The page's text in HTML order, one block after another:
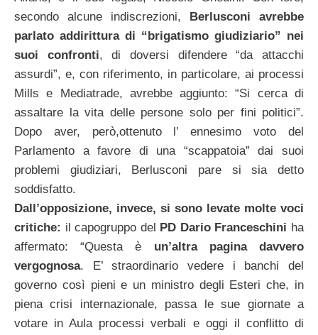
secondo alcune indiscrezioni, Berlusconi avrebbe
parlato addirittura di “brigatismo giudiziario” nei
suoi confronti, di doversi difendere “da attacchi
assurdi”, e, con riferimento, in particolare, ai processi
Mills e Mediatrade, avrebbe aggiunto: “Si cerca di
assaltare la vita delle persone solo per fini politici”.
Dopo aver, però,ottenuto l’ ennesimo voto del
Parlamento a favore di una “scappatoia” dai suoi
problemi giudiziari, Berlusconi pare si sia detto
soddisfatto.
Dall’opposizione, invece, si sono levate molte voci
critiche: il capogruppo del PD Dario Franceschini ha
affermato: “Questa è un’altra pagina davvero
vergognosa. E’ straordinario vedere i banchi del
governo così pieni e un ministro degli Esteri che, in
piena crisi internazionale, passa le sue giornate a
votare in Aula processi verbali e oggi il conflitto di